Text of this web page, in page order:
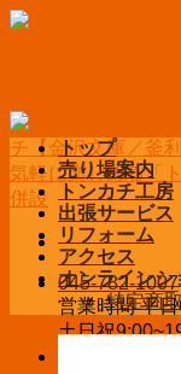
Skip
045-782-1007
営業時間 平
土日祝
トップ
売り場案内
トンカチ工房
出張サービス
リフォーム
アクセス
オンラインシ
特定商